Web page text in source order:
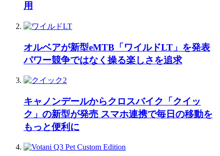
用
オルベアが新型eMTB「ワイルドLT」を発表
パワー競争ではなく操る楽しさを追求
キャノンデールからクロスバイク「クイッ
ク」の新型が発売 スマホ連携で毎日の移動を
もっと便利に